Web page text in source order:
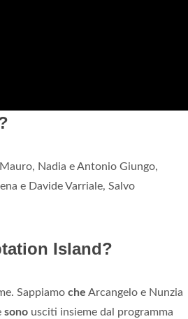
Nadia e Antonio Giungo,
e Davide Varriale, Salvo
Island?
Sappiamo che Arcangelo e Nunzia
sono usciti insieme dal programma